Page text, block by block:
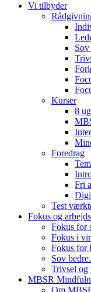
Vi tilbyder
Kurser
8
Foredrag
Fri
Test
Fokus og
Fokus for
Fokus i
Fokus for
Sov
Trivsel og
MBSR
Om